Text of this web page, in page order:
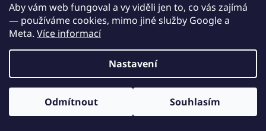
Aby vám web fungoval a vy viděli jen to, co vás zajímá
— používáme cookies, mimo jiné služby Google a
Meta. Více informací
Nastavení
Odmítnout Souhlasím
Iva Procházková 1
Ivan Renč 1
Odběr novinek